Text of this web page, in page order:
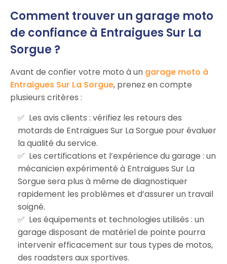
Comment trouver un garage moto
de confiance à Entraigues Sur La
Sorgue ?
Avant de confier votre moto à un garage moto à
Entraigues Sur La Sorgue, prenez en compte
plusieurs critères :
Les avis clients : vérifiez les retours des
motards de Entraigues Sur La Sorgue pour évaluer
la qualité du service.
Les certifications et l’expérience du garage : un
mécanicien expérimenté à Entraigues Sur La
Sorgue sera plus à même de diagnostiquer
rapidement les problèmes et d’assurer un travail
soigné.
Les équipements et technologies utilisés : un
garage disposant de matériel de pointe pourra
intervenir efficacement sur tous types de motos,
des roadsters aux sportives.